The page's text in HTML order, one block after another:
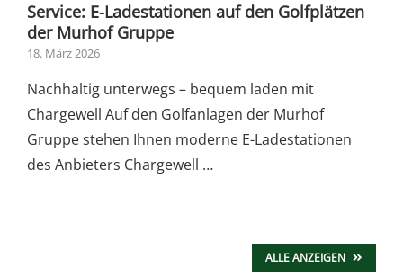
Service: E-Ladestationen auf den Golfplätzen
der Murhof Gruppe
18. März 2026
Nachhaltig unterwegs – bequem laden mit
Chargewell Auf den Golfanlagen der Murhof
Gruppe stehen Ihnen moderne E-Ladestationen
des Anbieters Chargewell …
ALLE ANZEIGEN